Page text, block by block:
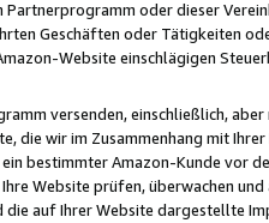
oder dieser
Geschäften oder Tätigkeiten
Website einschlägigen
versenden, einschließlich,
die wir im Zusammenhang mit
bestimmter Amazon-Kunde vor
Website prüfen, überwachen
auf Ihrer Website dargestellte